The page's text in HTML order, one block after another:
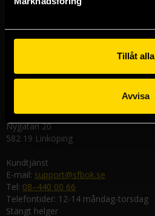
Tillåt alla
Avvisa
Kungsgatan 19
411 19 Göteborg
Södra Förstadsgatan 26
Linköpingsbutiken
Nygatan 20
582 19 Linköping
Kundtjänst
E-mail: support@sfbok.se
Tel: 08–440 00 66
Telefontider: 12-14 måndag-torsdag
Stängt helger